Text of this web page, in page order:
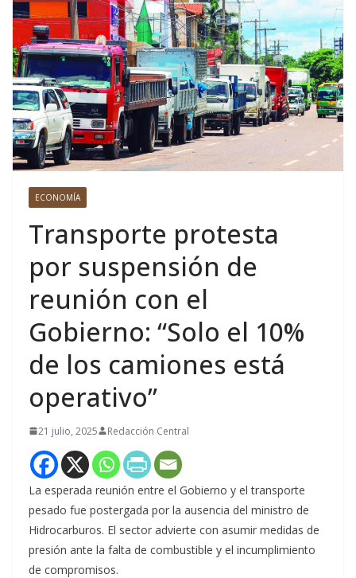
ECONOMÍA
Transporte protesta
por suspensión de
reunión con el
Gobierno: “Solo el 10%
de los camiones está
operativo”
21 julio, 2025 Redacción Central
La esperada reunión entre el Gobierno y el transporte
pesado fue postergada por la ausencia del ministro de
Hidrocarburos. El sector advierte con asumir medidas de
presión ante la falta de combustible y el incumplimiento
de compromisos.